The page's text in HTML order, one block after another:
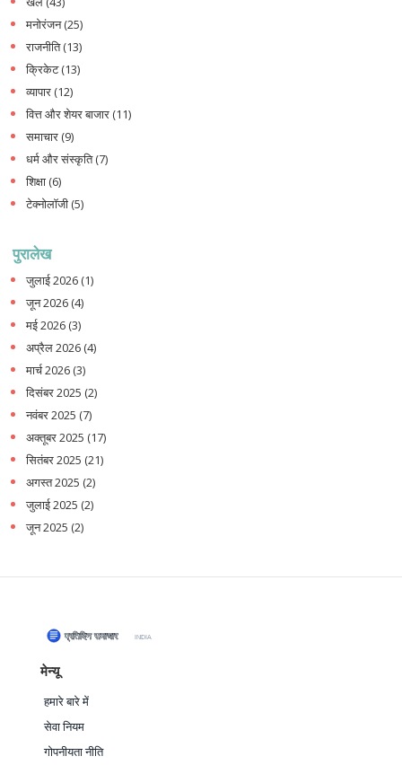
मनोरंजन(25)
राजनीति(13)
क्रिकेट(13)
व्यापार (12)
वित्त और शेयर बाजार (11)
समाचार (9)
धर्म और संस्कृति(7)
शिक्षा (6)
टेक्नोलॉजी (5)
पुरालेख
जुलाई 2026 (1)
जून 2026 (4)
मई 2026 (3)
अप्रैल 2026 (4)
मार्च 2026 (3)
दिसंबर 2025 (2)
नवंबर 2025 (7)
अक्तूबर 2025 (17)
सितंबर 2025 (21)
अगस्त 2025 (2)
जुलाई 2025 (2)
जून 2025 (2)
मेन्यू
हमारे बारे में
सेवा नियम
गोपनीयता नीति